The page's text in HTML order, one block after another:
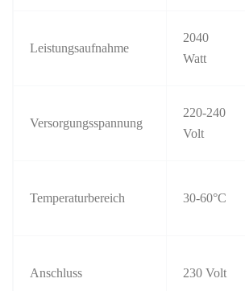
Leistungsaufnahme
2040
Watt
Versorgungsspannung
220-240
Volt
Temperaturbereich 30-60°C
Anschluss 230 Volt